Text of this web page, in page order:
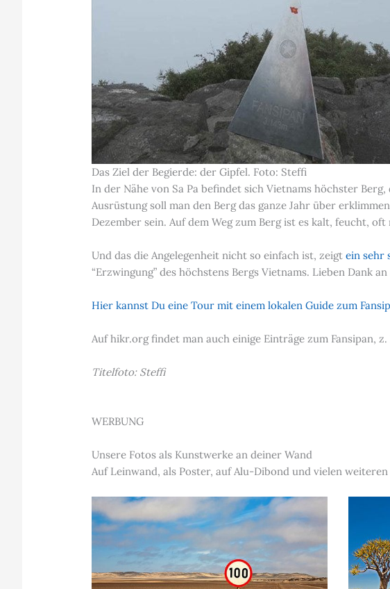
Das Ziel der Begierde: der Gipfel. Foto: Steffi
In der Nähe von Sa Pa befindet sich Vietnams höchster
Ausrüstung soll man den Berg das ganze Jahr über
Dezember sein. Auf dem Weg zum Berg ist es kalt, feucht,
Und das die Angelegenheit nicht so einfach ist, zeigtein sehr
“Erzwingung” des höchstens Bergs Vietnams. Lieben Dank
Hier kannst Du eine Tour mit einem lokalen Guide zum
Auf hikr.org findet man auch einige Einträge zum
Titelfoto: Steffi
WERBUNG
Unsere Fotos als Kunstwerke an deiner Wand
Auf Leinwand, als Poster, auf Alu-Dibond und vielen